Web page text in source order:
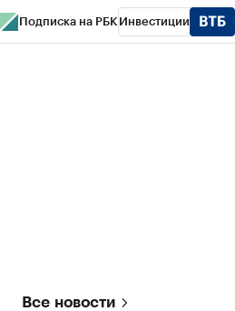
Подписка на РБК Инвестиции
Все новости